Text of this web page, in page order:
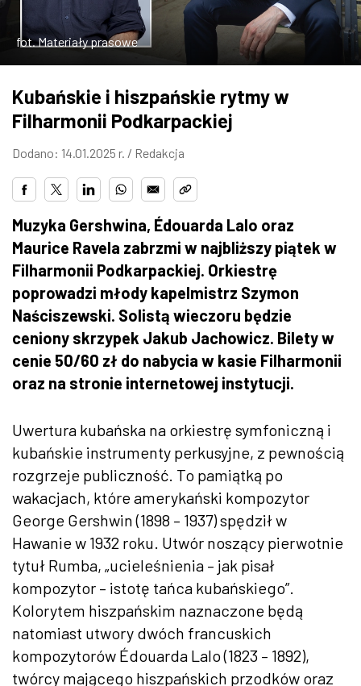
ZDJĘCIA
W RZESZOWIE
fot. Materiały prasowe
Kubańskie i hiszpańskie rytmy w
Filharmonii Podkarpackiej
Dodano: 14.01.2025 r. / Redakcja
Muzyka Gershwina, Édouarda Lalo oraz
Maurice Ravela zabrzmi w najbliższy piątek w
Filharmonii Podkarpackiej. Orkiestrę
poprowadzi młody kapelmistrz Szymon
Naściszewski. Solistą wieczoru będzie
ceniony skrzypek Jakub Jachowicz. Bilety w
cenie 50/60 zł do nabycia w kasie Filharmonii
oraz na stronie internetowej instytucji.
Uwertura kubańska na orkiestrę symfoniczną i
kubańskie instrumenty perkusyjne, z pewnością
rozgrzeje publiczność. To pamiątką po
wakacjach, które amerykański kompozytor
George Gershwin (1898 – 1937) spędził w
Hawanie w 1932 roku. Utwór noszący pierwotnie
tytuł Rumba, „ucieleśnienia – jak pisał
kompozytor – istotę tańca kubańskiego”.
Kolorytem hiszpańskim naznaczone będą
natomiast utwory dwóch francuskich
kompozytorów Édouarda Lalo (1823 – 1892),
twórcy mającego hiszpańskich przodków oraz